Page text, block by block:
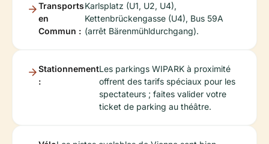
Transports
en
Commun :
Karlsplatz (U1, U2, U4),
Kettenbrückengasse (U4), Bus 59A
(arrêt Bärenmühldurchgang).
Stationnement
:
Les parkings WIPARK à proximité
offrent des tarifs spéciaux pour les
spectateurs ; faites valider votre
ticket de parking au théâtre.